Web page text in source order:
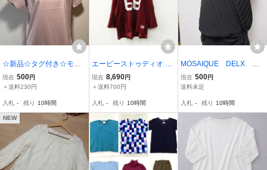
☆新品☆タグ付き☆モコ
ロゴ☆半袖カットソー☆
ピンク☆レディース☆カ
現在 500円
＋送料230円
入札 - 残り 10時間
エーピーストゥディオ AP
STUDIO 別注 athletic wea
r MASON レーヨンフット
ッド系 カットソー【2400
014879018】
現在 8,690円
＋送料700円
入札 - 残り 10時間
MOSAIQUE DELX 東
京スタイル 黒巻きプリ
ーツ★カットソー
現在 500円
送料未定
入札 - 残り 10時間
NEW